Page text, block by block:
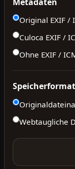
Original EXIF /
Culoca EXIF /
Ohne EXIF /
Speicherformat
Webtaugliche